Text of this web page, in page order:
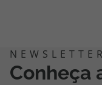
Conheça